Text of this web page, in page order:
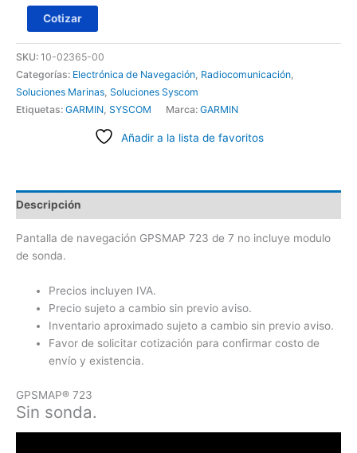
Cotizar
SKU: 10-02365-00
Categorías: Electrónica de Navegación, Radiocomunicación,
Soluciones Marinas, Soluciones Syscom
Etiquetas: GARMIN, SYSCOM Marca: GARMIN
Añadir a la lista de favoritos
Descripción
Pantalla de navegación GPSMAP 723 de 7 no incluye modulo
de sonda.
Precios incluyen IVA.
Precio sujeto a cambio sin previo aviso.
Inventario aproximado sujeto a cambio sin previo aviso.
Favor de solicitar cotización para confirmar costo de
envío y existencia.
GPSMAP® 723
Sin sonda.